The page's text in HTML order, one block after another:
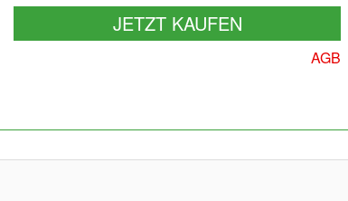
JETZT KAUFEN
AGB